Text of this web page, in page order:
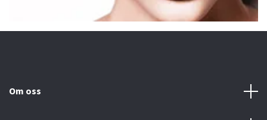
Om oss